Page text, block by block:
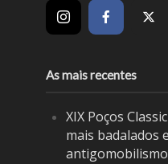
As mais recentes
XIX Poços
mais badalados